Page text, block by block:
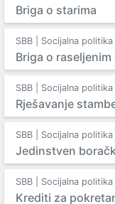
Briga o starima
SBB | Socijalna politika
Briga o
SBB | Socijalna politika
Rješavanje
SBB | Socijalna politika
Jedinstven
SBB | Socijalna politika
Krediti za